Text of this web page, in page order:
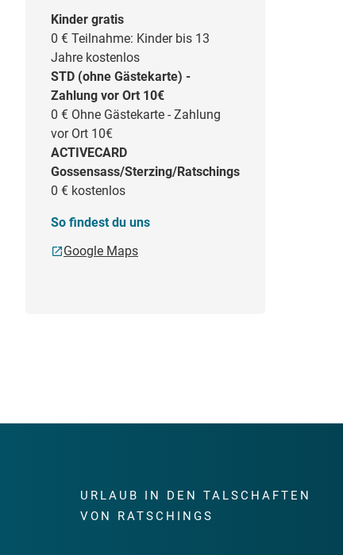
Kinder gratis
0 € Teilnahme: Kinder bis 13
Jahre kostenlos
STD (ohne Gästekarte) -
Zahlung vor Ort 10€
0 € Ohne Gästekarte - Zahlung
vor Ort 10€
ACTIVECARD
Gossensass/Sterzing/Ratschings
0 € kostenlos
So findest du uns
Google Maps
URLAUB IN DEN TALSCHAFTEN
VON RATSCHINGS